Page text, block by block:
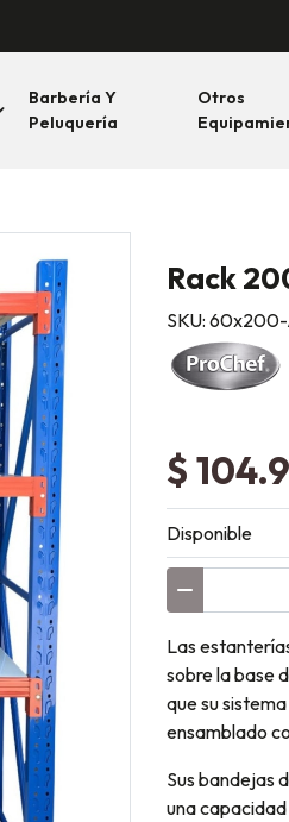
Barbería Y
Peluquería
Otros
Rack
SKU:
$
Disponible
Las
sobre la base
que su
ensamblado
Sus bandejas
una